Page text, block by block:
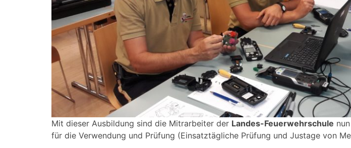
Mit dieser Ausbildung sind die Mitrarbeiter der Landes-Feuerwehrschule
für die Verwendung und Prüfung (Einsatztägliche Prüfung und Justage von